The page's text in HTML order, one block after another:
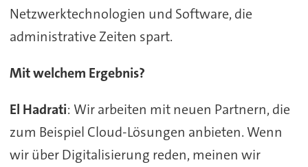
Netzwerktechnologien und Software, die
administrative Zeiten spart.
Mit welchem Ergebnis?
El Hadrati: Wir arbeiten mit neuen Partnern, die
zum Beispiel Cloud-Lösungen anbieten. Wenn
wir über Digitalisierung reden, meinen wir